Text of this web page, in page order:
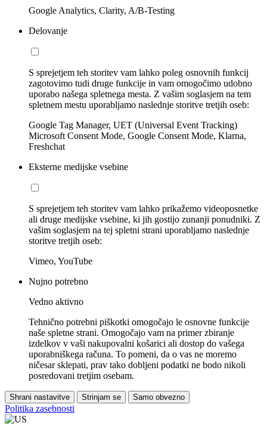
Google Analytics, Clarity, A/B-Testing
Delovanje
S sprejetjem teh storitev vam lahko poleg osnovnih funkcij
zagotovimo tudi druge funkcije in vam omogočimo udobno
uporabo našega spletnega mesta. Z vašim soglasjem na tem
spletnem mestu uporabljamo naslednje storitve tretjih oseb:
Google Tag Manager, UET (Universal Event Tracking)
Microsoft Consent Mode, Google Consent Mode, Klarna,
Freshchat
Eksterne medijske vsebine
S sprejetjem teh storitev vam lahko prikažemo videoposnetke
ali druge medijske vsebine, ki jih gostijo zunanji ponudniki. Z
vašim soglasjem na tej spletni strani uporabljamo naslednje
storitve tretjih oseb:
Vimeo, YouTube
Nujno potrebno
Vedno aktivno
Tehnično potrebni piškotki omogočajo le osnovne funkcije
naše spletne strani. Omogočajo vam na primer zbiranje
izdelkov v vaši nakupovalni košarici ali dostop do vašega
uporabniškega računa. To pomeni, da o vas ne moremo
ničesar sklepati, prav tako dobljeni podatki ne bodo nikoli
posredovani tretjim osebam.
Shrani nastavitve Strinjam se Samo obvezno
Politika zasebnosti